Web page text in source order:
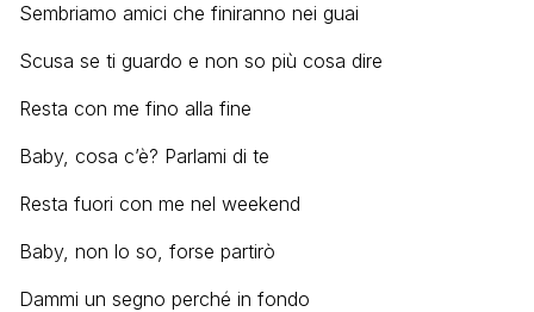
Sembriamo amici che finiranno nei guai
Scusa se ti guardo e non so più cosa dire
Resta con me fino alla fine
Baby, cosa c’è? Parlami di te
Resta fuori con me nel weekend
Baby, non lo so, forse partirò
Dammi un segno perché in fondo